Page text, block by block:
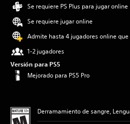
Se requiere PS Plus para jugar online
Se requiere jugar online
Admite hasta 4 jugadores online que
1-2 jugadores
Versión para PS5
Mejorado para PS5 Pro
Derramamiento de sangre,